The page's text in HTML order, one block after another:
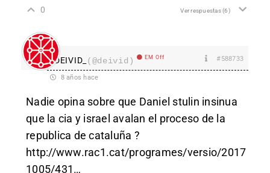
0 Ver respuestas(6)
DEIVID_ (@deivid) EM Off #588733
8 años hace
Nadie opina sobre que Daniel stulin insinua
que la cia y israel avalan el proceso de la
republica de cataluña ?
http://www.rac1.cat/programes/versio/2017
1005/431…